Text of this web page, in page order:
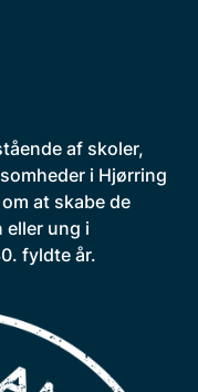
af skoler,
i Hjørring
at skabe de
eller ung i
fyldte år.